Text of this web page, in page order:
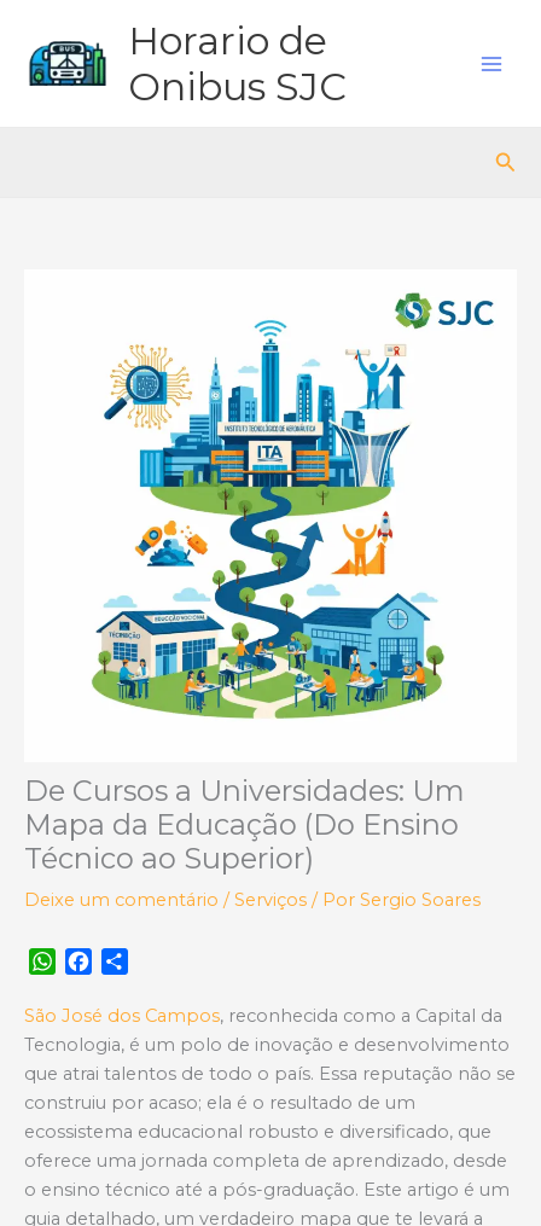
Horario de
Onibus SJC
De Cursos a Universidades: Um
Mapa da Educação (Do Ensino
Técnico ao Superior)
Deixe um comentário /Serviços / Por Sergio Soares
W
a
t
s
c
e
b
o
a
r
e
São José dos Campos, reconhecida como a Capital da
Tecnologia, é um polo de inovação e desenvolvimento
que atrai talentos de todo o país. Essa reputação não se
construiu por acaso; ela é o resultado de um
ecossistema educacional robusto e diversificado, que
oferece uma jornada completa de aprendizado, desde
o ensino técnico até a pós-graduação. Este artigo é um
guia detalhado, um verdadeiro mapa que te levará a